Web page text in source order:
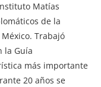
Matías
de la
Trabajó
la Guía
más importante
20 años se